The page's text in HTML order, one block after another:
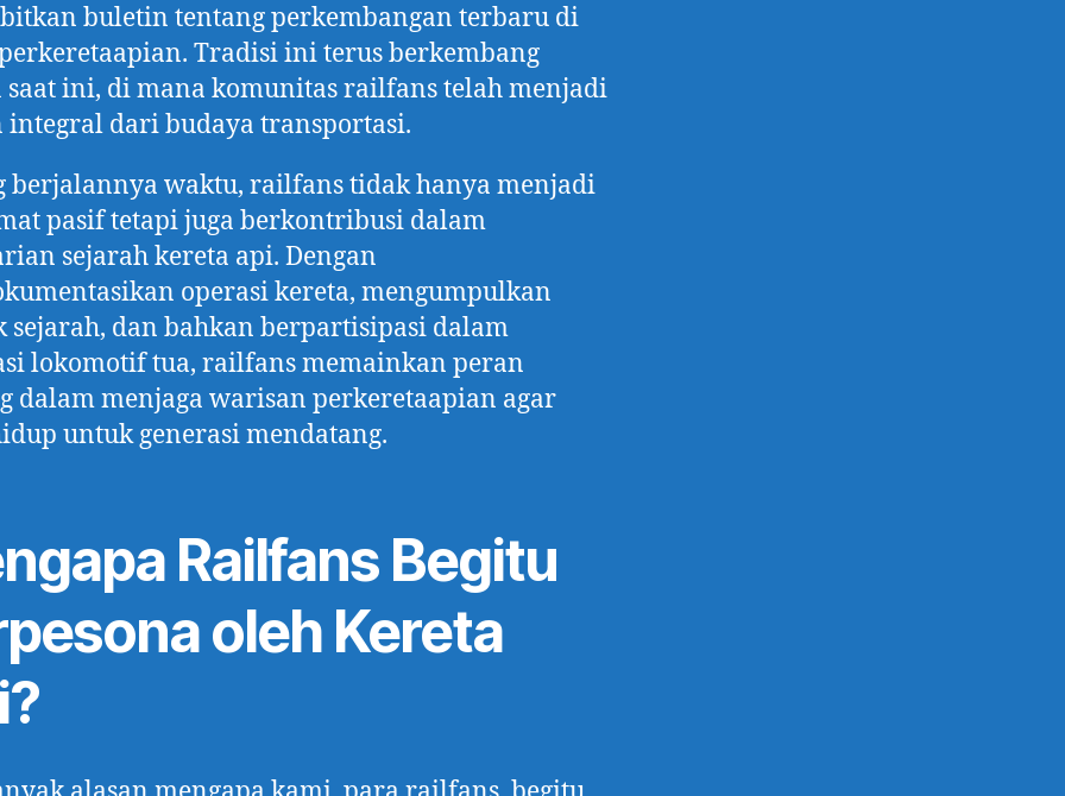
buletin tentang perkembangan terbaru di
Tradisi ini terus berkembang
saat ini, di mana komunitas railfans telah menjadi
integral dari budaya transportasi.
berjalannya waktu, railfans tidak hanya menjadi
pasif tetapi juga berkontribusi dalam
sejarah kereta api. Dengan
operasi kereta, mengumpulkan
sejarah, dan bahkan berpartisipasi dalam
lokomotif tua, railfans memainkan peran
dalam menjaga warisan perkeretaapian agar
untuk generasi mendatang.
Railfans Begitu
oleh Kereta